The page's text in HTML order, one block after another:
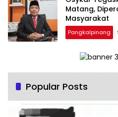
Matang,
Masyarakat
Pangkalpinang
Popular Posts